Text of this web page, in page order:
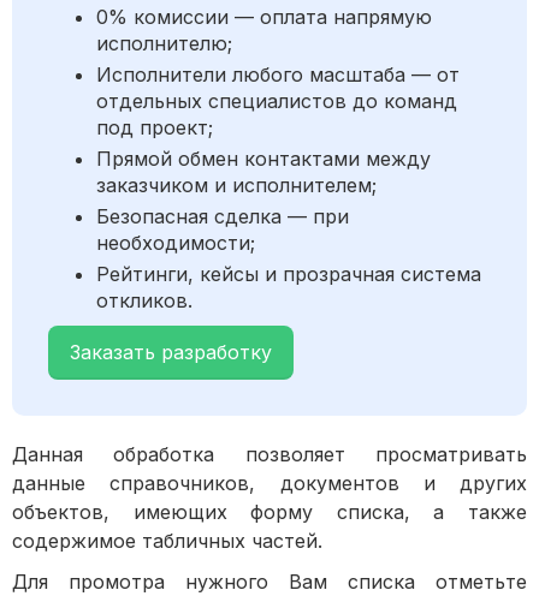
0% комиссии — оплата напрямую
исполнителю;
Исполнители любого масштаба — от
отдельных специалистов до команд
под проект;
Прямой обмен контактами между
заказчиком и исполнителем;
Безопасная сделка — при
необходимости;
Рейтинги, кейсы и прозрачная система
откликов.
Заказать разработку
Данная обработка позволяет просматривать
данные справочников, документов и других
объектов, имеющих форму списка, а также
содержимое табличных частей.
Для промотра нужного Вам списка отметьте